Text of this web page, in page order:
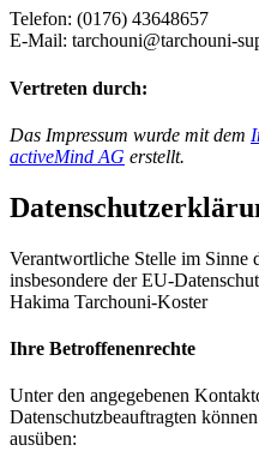
Telefon: (0176) 43648657
E-Mail: tarchouni@tarchouni-
Vertreten durch:
Das Impressum wurde mit dem
activeMind AG erstellt.
Verantwortliche Stelle im Sinne
insbesondere der EU-
Hakima Tarchouni-Koster
Ihre Betroffenenrechte
Unter den angegebenen
Datenschutzbeauftragten
ausüben: